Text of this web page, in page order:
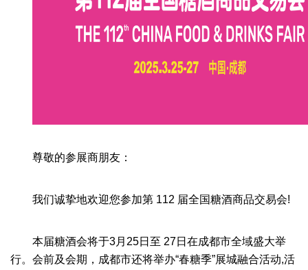
尊敬的参展商朋友：
我们诚挚地欢迎您参加第 112 届全国糖酒商品交易会!
本届糖酒会将于3月25日至 27日在成都市全域盛大举
行。会前及会期，成都市还将举办“春糖季”展城融合活动,活